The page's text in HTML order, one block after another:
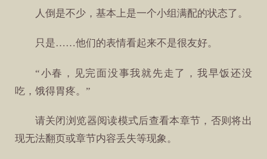
人倒是不少，基本上是一个小组满配的状态了。
只是……他们的表情看起来不是很友好。
“小春，见完面没事我就先走了，我早饭还没
吃，饿得胃疼。”
请关闭浏览器阅读模式后查看本章节，否则将出
现无法翻页或章节内容丢失等现象。